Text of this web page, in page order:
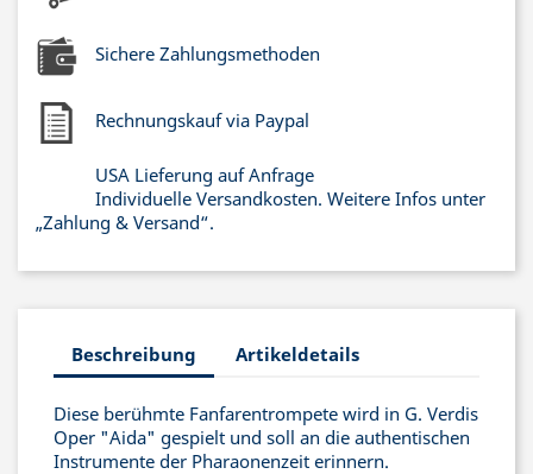
Sichere Zahlungsmethoden
Rechnungskauf via Paypal
USA Lieferung auf Anfrage
Individuelle Versandkosten. Weitere Infos unter
„Zahlung & Versand“.
Beschreibung Artikeldetails
Diese berühmte Fanfarentrompete wird in G. Verdis
Oper "Aida" gespielt und soll an die authentischen
Instrumente der Pharaonenzeit erinnern.